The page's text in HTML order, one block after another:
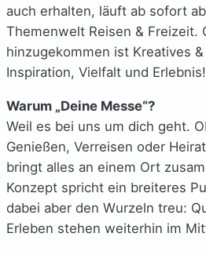
auch erhalten, läuft ab sofort
Themenwelt Reisen & Freizeit.
hinzugekommen ist Kreatives
Inspiration, Vielfalt und Erlebnis!
Warum „Deine Messe“?
Weil es bei uns um dich geht.
Genießen, Verreisen oder
bringt alles an einem Ort
Konzept spricht ein breiteres
dabei aber den Wurzeln treu:
Erleben stehen weiterhin im